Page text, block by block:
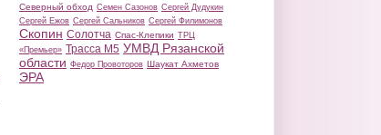
Северный обход Семен Сазонов Сергей Дудукин
Сергей Ежов Сергей Сальников Сергей Филимонов
Скопин Солотча Спас-Клепики ТРЦ
«Премьер» Трасса М5 УМВД Рязанской
области Федор Провоторов Шаукат Ахметов
ЭРА